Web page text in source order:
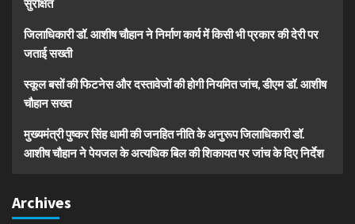
सुरक्षित
जिलाधिकारी डॉ. आशीष चौहान ने निर्माण कार्य में किसी भी प्रकार की देरी पर
जताई सख्ती
स्कूल बसों की फिटनेस और दस्तावेजों की होगी नियमित जांच, डीएम डॉ. आशीष
चौहान सख्त
मुख्यमंत्री पुष्कर सिंह धामी की जनहित नीति के अनुरूप जिलाधिकारी डॉ.
आशीष चौहान ने पेयजल के अत्यधिक बिल की शिकायत पर जांच के दिए निर्देश
Archives